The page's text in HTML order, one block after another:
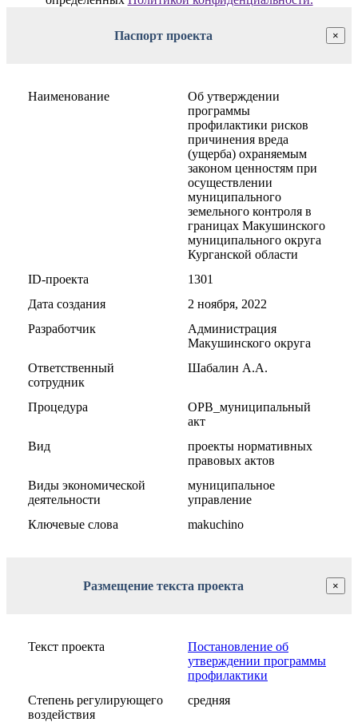
Паспорт проекта ×
Наименование
Об утверждении
программы
профилактики рисков
причинения вреда
(ущерба) охраняемым
законом ценностям при
осуществлении
муниципального
земельного контроля в
границах Макушинского
муниципального округа
Курганской области
ID-проекта
1301
Дата создания
2 ноября, 2022
Разработчик
Администрация
Макушинского округа
Ответственный
сотрудник
Шабалин А.А.
Процедура
ОРВ_муниципальный
акт
Вид
проекты нормативных
правовых актов
Виды экономической
деятельности
муниципальное
управление
Ключевые слова
makuchino
Размещение текста проекта ×
Текст проекта
Постановление об
утверждении программы
профилактики
Степень регулирующего
воздействия
средняя